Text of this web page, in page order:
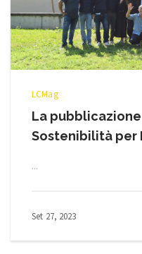
LCMag
La
Sostenibilità per
...
Set 27, 2023